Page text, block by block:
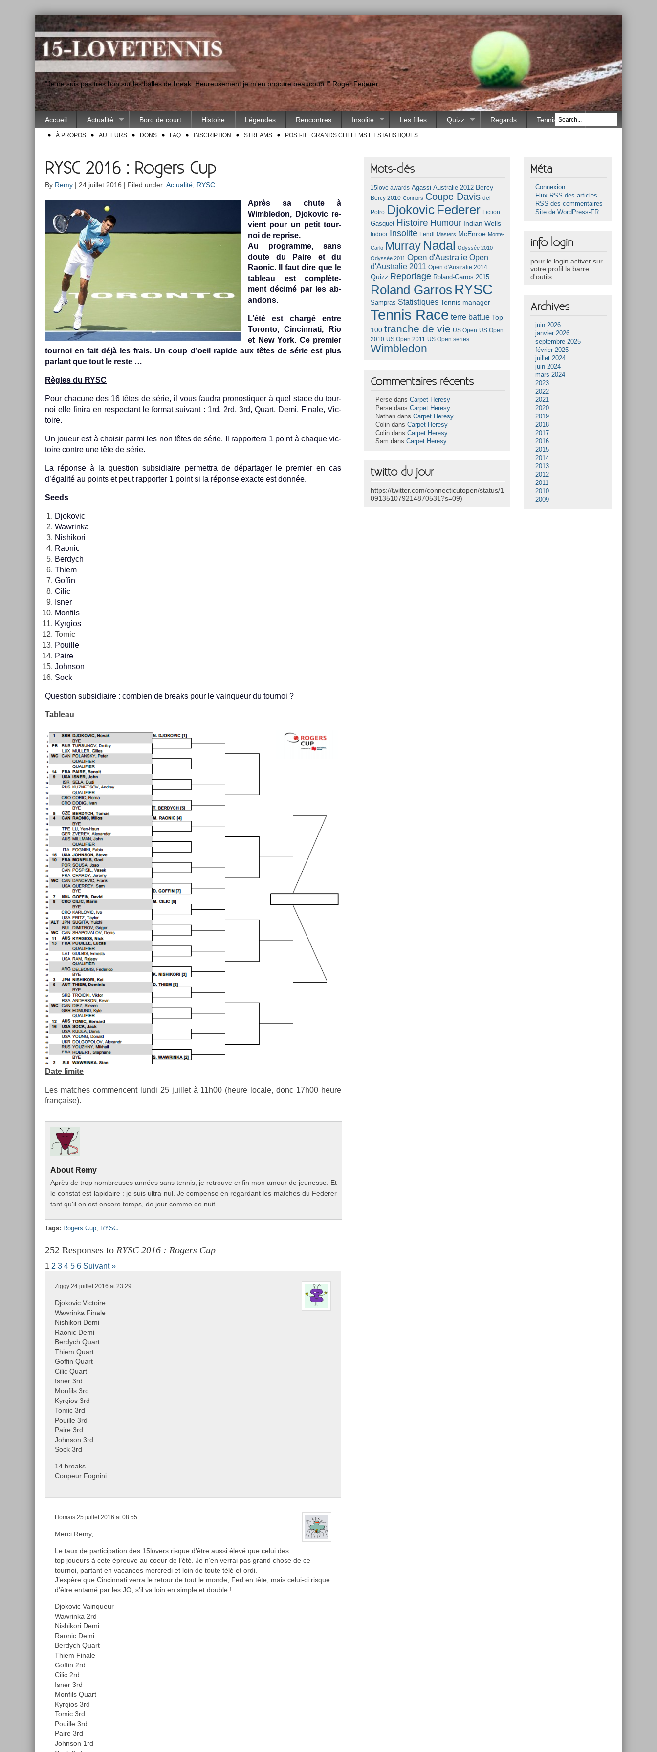
"Je ne suis pas très bon sur les balles de break. Heureusement je m'en procure beaucoup !" Roger Federer
Accueil Actualité Bord de court Histoire Légendes Rencontres Insolite Les filles Quizz Regards Tennis Race
À PROPOS AUTEURS DONS FAQ INSCRIPTION STREAMS POST-IT : GRANDS CHELEMS ET STATISTIQUES
RYSC 2016 : Rogers Cup
By Remy | 24 juillet 2016 | Filed under: Actualité RYSC
Après sa chute à
Wimbledon, Djokovic re­
vient pour un petit tour­
noi de re­pr­ise.
Au pro­gram­me, sans
doute du Paire et du
Raonic. Il faut dire que le
tab­leau est com­plète­
ment décimé par les ab­
an­dons.
L’été est chargé entre
Toron­to, Cin­cinnati, Rio
et New York. Ce pre­mi­er
tour­noi en fait déjà les frais. Un coup d’oeil rapide aux têtes de série est plus
par­lant que tout le reste …
Règles du RYSC
Pour chacune des 16 têtes de série, il vous faud­ra pro­nos­tiqu­er à quel stade du tour­
noi elle fin­ira en re­spec­tant le for­mat suivant : 1rd, 2rd, 3rd, Quart, Demi, Fin­ale, Vic­
toire.
Un joueur est à choisir parmi les non têtes de série. Il rap­portera 1 point à chaque vic­
toire con­tre une tête de série.
La réponse à la ques­tion sub­sidiaire per­mettra de dépar­tag­er le pre­mi­er en cas
d’égalité au points et peut rap­port­er 1 point si la réponse ex­ac­te est donnée.
Seeds
Djokovic
Waw­rinka
Nis­hikori
Raonic
Be­rdych
Thiem
Gof­fin
Cilic
Isner
Mon­fils
Kyr­gios
Tomic
Pouil­le
Paire
Johnson
Sock
Ques­tion sub­sidiaire : com­bi­en de breaks pour le vain­queur du tour­noi ?
Tab­leau
Date li­mite
Les matches com­men­cent lundi 25 juil­let à 11h00 (heure loc­ale, donc 17h00 heure
française).
About Remy
Après de trop nombreuses années sans ten­nis, je retro­uve enfin mon amour de jeunes­se. Et
le con­stat est lapidaire : je suis ultra nul. Je com­pen­se en re­gar­dant les matches du Feder­er
tant qu'il en est en­core temps, de jour comme de nuit.
Tags: Rog­ers Cup, RYSC
252 Responses to RYSC 2016 : Rogers Cup
1 2 3 4 5 6 Suivant »
Ziggy 24 juillet 2016 at 23:29
Djokovic Victoire
Wawrinka Finale
Nishikori Demi
Raonic Demi
Berdych Quart
Thiem Quart
Goffin Quart
Cilic Quart
Isner 3rd
Monfils 3rd
Kyrgios 3rd
Tomic 3rd
Pouille 3rd
Paire 3rd
Johnson 3rd
Sock 3rd
14 breaks
Coupeur Fognini
Homais 25 juillet 2016 at 08:55
Merci Remy,
Le taux de participation des 15lovers risque d’être aussi élevé que celui des
top joueurs à cete épreuve au coeur de l’été. Je n’en verrai pas grand chose de ce
tournoi, partant en vacances mercredi et loin de toute télé et ordi.
J’espère que Cincinnati verra le retour de tout le monde, Fed en tête, mais celui-ci risque
d’être entamé par les JO, s’il va loin en simple et double !
Djokovic Vainqueur
Wawrinka 2rd
Nishikori Demi
Raonic Demi
Berdych Quart
Thiem Finale
Goffin 2rd
Cilic 2rd
Isner 3rd
Monfils Quart
Kyrgios 3rd
Tomic 3rd
Pouille 3rd
Paire 3rd
Johnson 1rd
Mots-clés
15love awards Agassi Australie 2012 Bercy
Bercy 2010 Connors Coupe Davis del
Potro Djokovic Federer Fiction
Gasquet Histoire Humour Indian Wells
Indoor Insolite Lendl Masters McEnroe Monte-
Carlo Murray Nadal
Odyssée 2010
Odyssée 2011 Open d'Australie Open
d'Australie 2011 Open d'Australie 2014
Quizz Reportage Roland-Garros 2015
Roland Garros RYSC
Sampras Statistiques Tennis manager
Tennis Race terre battue Top
100 tranche de vie US Open US Open
2010 US Open 2011 US Open series
Wimbledon
Commentaires récents
Perse dansCarpet Heresy
Perse dansCarpet Heresy
Nathan dansCarpet Heresy
Colin dansCarpet Heresy
Colin dansCarpet Heresy
Sam dansCarpet Heresy
twitto du jour
https://twitter.com/connecticutopen/status/1
091351079214870531?s=09)
Méta
Connexion
Flux RSS des articles
RSS des commentaires
Site de WordPress-FR
info login
pour le login activer sur
votre profil la barre
d'outils
Archives
juin 2026
janvier 2026
septembre 2025
février 2025
juillet 2024
juin 2024
mars 2024
2023
2022
2021
2020
2019
2018
2017
2016
2015
2014
2013
2012
2011
2010
2009